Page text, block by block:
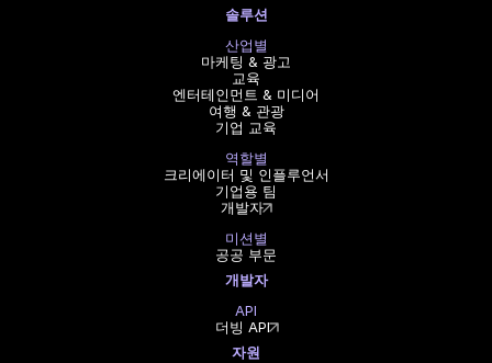
솔루션
산업별
마케팅 & 광고
교육
엔터테인먼트 & 미디어
여행 & 관광
기업 교육
역할별
크리에이터 및 인플루언서
기업용 팀
개발자
미션별
공공 부문
개발자
API
더빙 API
자원